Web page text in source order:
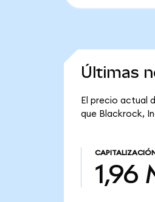
Últimas
El precio actual
que Blackrock,
1,96